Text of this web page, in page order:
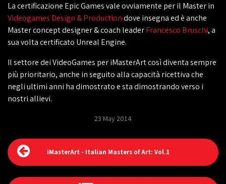
La certificazione Epic Games vale ovviamente per il Master in
Videogames Design & Productiondove insegna ed è anche
Master concept designer & coach leaderFrancesco Bruschi, a
sua volta certificato Unreal Engine.
Il settore dei VideoGames per iMasterArt così diventa sempre
più prioritario, anche in seguito alla capacità ricettiva che
negli ultimi anni ha dimostrato e sta dimostrando verso i
nostri allievi.
23 May 2014
iMasterArt - Italian Masters of Art: Vol.1